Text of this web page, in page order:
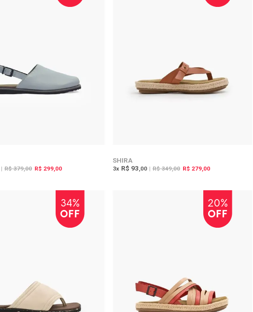
| R$ 379,00 R$ 299,00
SHIRA
3x R$ 93 ,00 | R$ 349,00 R$ 279,00
34%
OFF
20%
OFF